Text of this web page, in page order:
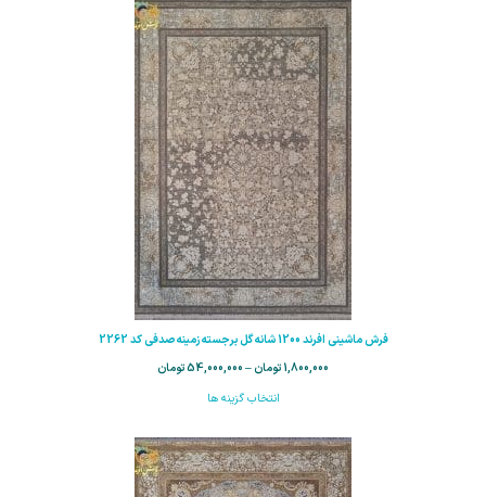
فرش ماشینی افرند 1200 شانه گل برجسته زمینه صدفی کد 2262
1,800,000تومان–
54,000,000تومان
انتخاب گزینه ها